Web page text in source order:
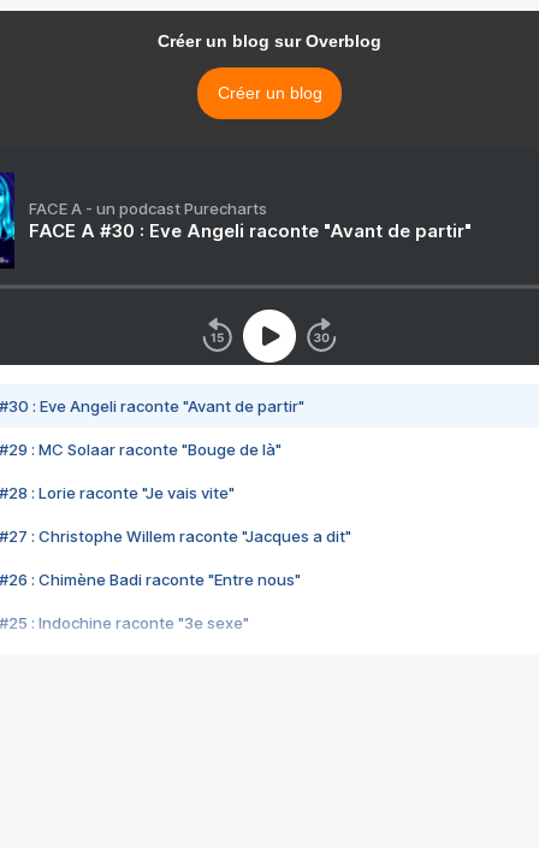
Créer un blog sur Overblog
Créer un blog
FACE A - un podcast Purecharts
FACE A #30 : Eve Angeli raconte "Avant de partir"
#30 : Eve Angeli raconte "Avant de partir"
#29 : MC Solaar raconte "Bouge de là"
#28 : Lorie raconte "Je vais vite"
#27 : Christophe Willem raconte "Jacques a dit"
#26 : Chimène Badi raconte "Entre nous"
#25 : Indochine raconte "3e sexe"